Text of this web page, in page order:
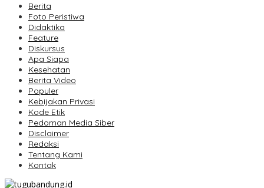
Berita
Foto Peristiwa
Didaktika
Feature
Diskursus
Apa Siapa
Kesehatan
Berita Video
Populer
Kebijakan Privasi
Kode Etik
Pedoman Media Siber
Disclaimer
Redaksi
Tentang Kami
Kontak